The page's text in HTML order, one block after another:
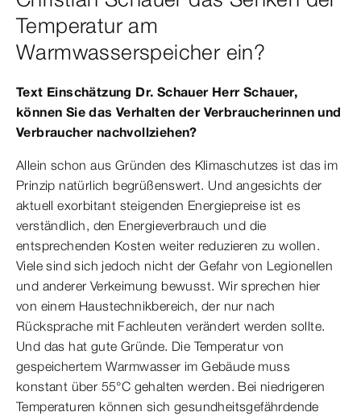
Temperatur am
Warmwasserspeicher ein?
Text Einschätzung Dr. Schauer Herr Schauer,
können Sie das Verhalten der Verbraucherinnen und
Verbraucher nachvollziehen?
Allein schon aus Gründen des Klimaschutzes ist das im
Prinzip natürlich begrüßenswert. Und angesichts der
aktuell exorbitant steigenden Energiepreise ist es
verständlich, den Energieverbrauch und die
entsprechenden Kosten weiter reduzieren zu wollen.
Viele sind sich jedoch nicht der Gefahr von Legionellen
und anderer Verkeimung bewusst. Wir sprechen hier
von einem Haustechnikbereich, der nur nach
Rücksprache mit Fachleuten verändert werden sollte.
Und das hat gute Gründe. Die Temperatur von
gespeichertem Warmwasser im Gebäude muss
konstant über 55°C gehalten werden. Bei niedrigeren
Temperaturen können sich gesundheitsgefährdende